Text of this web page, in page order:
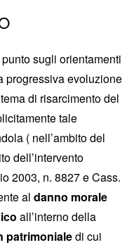
sugli orientamenti
progressiva evoluzione
di risarcimento del
tale
( nell’ambito del
dell’intervento
2003, n. 8827 e Cass.
al danno morale
all’interno della
patrimonialedi cui